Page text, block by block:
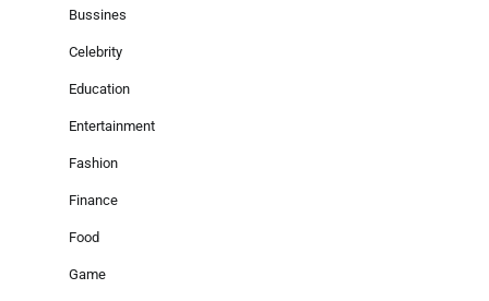
Bussines
Celebrity
Education
Entertainment
Fashion
Finance
Food
Game